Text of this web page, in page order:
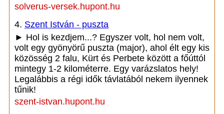
solverus-versek.hupont.hu
4. Szent István - puszta
► Hol is kezdjem...? Egyszer volt, hol nem volt,
volt egy gyönyörű puszta (major), ahol élt egy kis
közösség 2 falu, Kürt és Perbete között a főúttól
mintegy 1-2 kilométerre. Egy varázslatos hely!
Legalábbis a régi idők távlatából nekem ilyennek
tűnik!
szent-istvan.hupont.hu